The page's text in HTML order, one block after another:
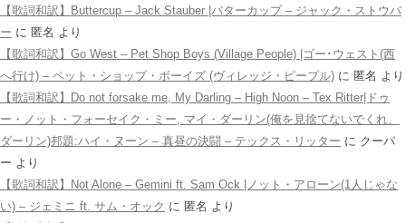
【歌詞和訳】Buttercup – Jack Stauber |バターカップ – ジャック・ストウバ
ー に 匿名 より
【歌詞和訳】Go West – Pet Shop Boys (Village People) |ゴー･ウェスト(西
へ行け) – ペット・ショップ・ボーイズ (ヴィレッジ・ピープル) に 匿名 より
【歌詞和訳】Do not forsake me, My Darling – High Noon – Tex Ritter|ドゥ
ー・ノット・フォーセイク・ミー, マイ・ダーリン(俺を見捨てないでくれ、
ダーリン)邦題:ハイ・ヌーン – 真昼の決闘 – テックス・リッター に クーパ
ー より
【歌詞和訳】Not Alone – Gemini ft. Sam Ock |ノット・アローン(1人じゃな
い) – ジェミニ ft. サム・オック に 匿名 より